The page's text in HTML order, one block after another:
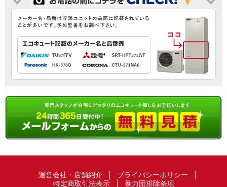
運営会社・店舗紹介
プライバシーポリシー
特定商取引法表示
暴力団排除条項